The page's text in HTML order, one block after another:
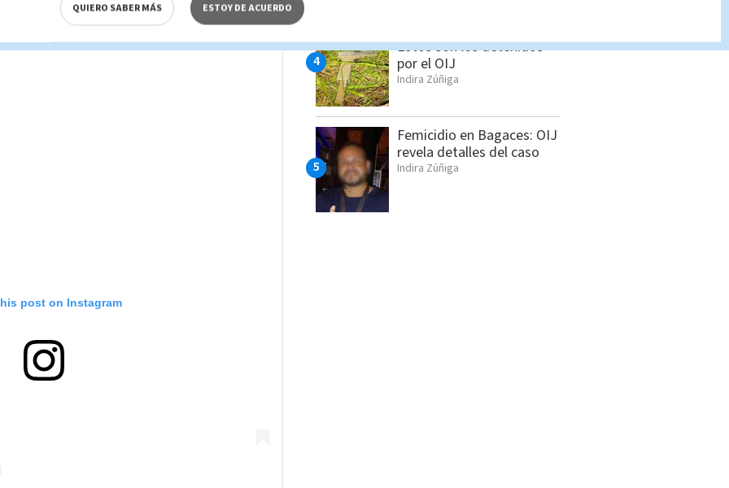
post on Instagram
Estos son los detenidos
por el OIJ
Indira Zúñiga
Femicidio en Bagaces: OIJ
revela detalles del caso
Indira Zúñiga
QUIERO SABER MÁS ESTOY DE ACUERDO